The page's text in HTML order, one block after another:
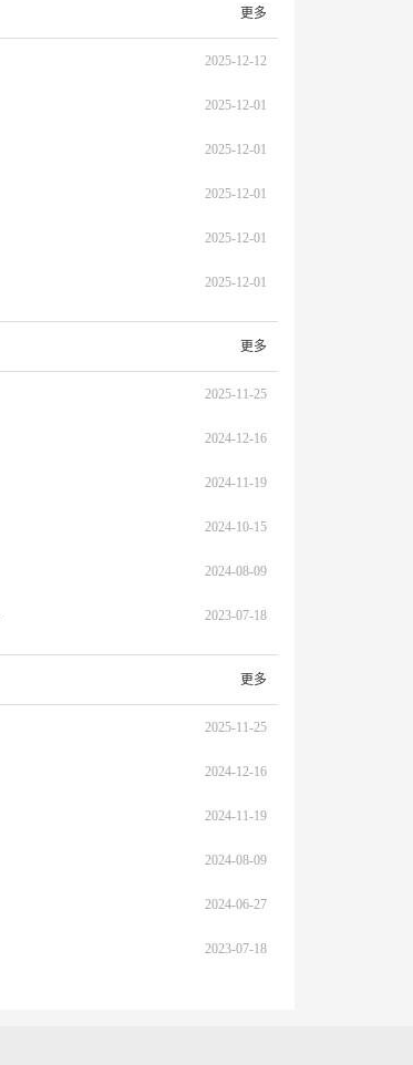
更多
2025-12-12
2025-12-01
2025-12-01
2025-12-01
2025-12-01
2025-12-01
更多
2025-11-25
2024-12-16
2024-11-19
2024-10-15
2024-08-09
2023-07-18
更多
2025-11-25
2024-12-16
2024-11-19
2024-08-09
2024-06-27
2023-07-18